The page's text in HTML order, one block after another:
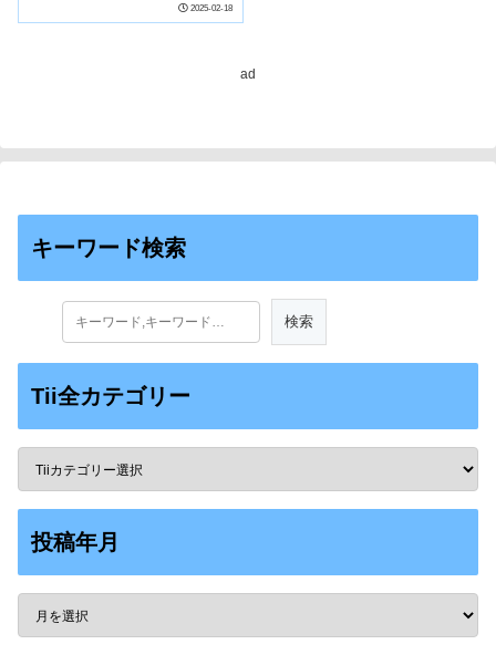
Tree-ring data shows
2025-02-18
ad
キーワード検索
Tii全カテゴリー
投稿年月